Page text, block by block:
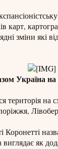
карт,
зміни які
Україна на
на
Коронетті
виглядає як